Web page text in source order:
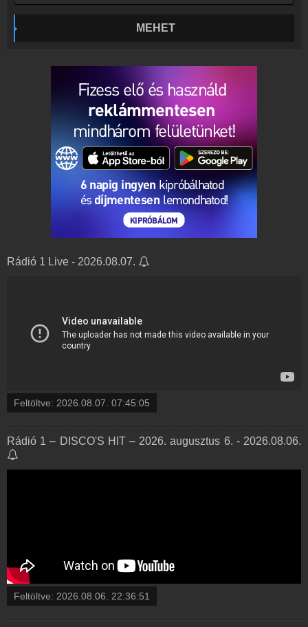
Rádió beágyazás
Ágyazd be weboldaladba MEHET
Rádió 1 Live - 2026.08.07.
Feltöltve: 2026.08.07. 07:45:05
Rádió 1 – DISCO'S HIT – 2026. augusztus 6. - 2026.08.06.
Feltöltve: 2026.08.06. 22:36:51